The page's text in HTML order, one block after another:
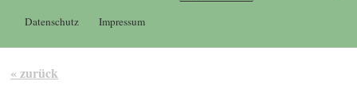
Datenschutz Impressum
« zurück